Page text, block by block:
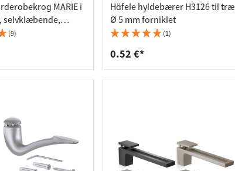
MARIE i
selvklæbende,
UDSALG
(9)
Häfele hyldebærer H3126 til træ
Ø 5 mm forniklet
(1)
0.52 €*